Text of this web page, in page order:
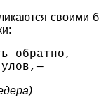
своими
обратно,